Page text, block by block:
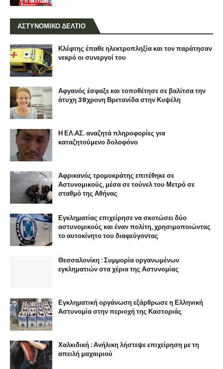
ΑΣΤΥΝΟΜΙΚΟ ΔΕΛΤΙΟ
Κλέφτης έπαθε ηλεκτροπληξία και τον παράτησαν
νεκρό οι συνεργοί του
Αφγανός έσφαξε και τοποθέτησε σε βαλίτσα την
άτυχη 38χρονη Βρετανίδα στην Κυψέλη
Η ΕΛ.ΑΣ. αναζητά πληροφορίες για
καταζητούμενο δολοφόνο
Αφρικανός τρομοκράτης επιτέθηκε σε
Αστυνομικούς, μέσα σε τούνελ του Μετρό σε
σταθμό της Αθήνας
Εγκληματίας επιχείρησε να σκοτώσει δύο
αστυνομικούς και έναν πολίτη, χρησιμοποιώντας
το αυτοκίνητο του διαφεύγοντας
Θεσσαλονίκη : Συμμορία οργανωμένων
εγκληματιών στα χέρια της Αστυνομίας
Εγκληματική οργάνωση εξάρθρωσε η Ελληνική
Αστυνομία στην περιοχή της Καστοριάς
Χαλκιδική : Ανήλικη λήστεψε επιχείρηση με τη
απειλή μαχαιριού